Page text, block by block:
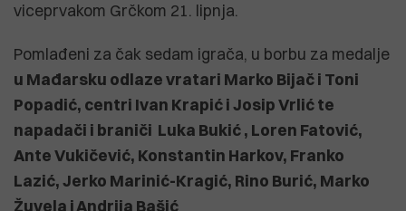
viceprvakom Grčkom 21. lipnja.
Pomlađeni za čak sedam igrača, u borbu za medalje
u Mađarsku odlaze vratari Marko Bijač i Toni
Popadić, centri Ivan Krapić i Josip Vrlić te
napadači i braniči Luka Bukić , Loren Fatović,
Ante Vukičević, Konstantin Harkov, Franko
Lazić, Jerko Marinić-Kragić, Rino Burić, Marko
Žuvela i Andrija Bašić